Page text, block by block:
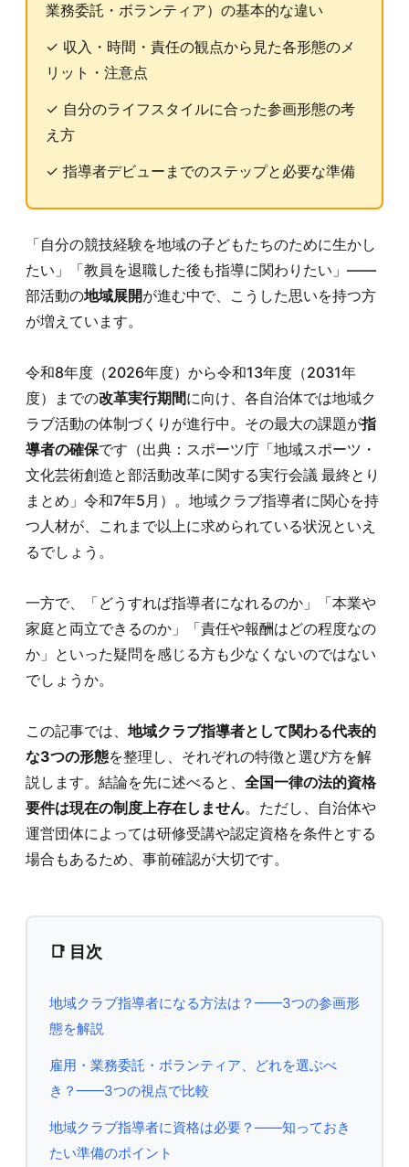
業務委託・ボランティア）の基本的な違い
✓ 収入・時間・責任の観点から見た各形態のメ
リット・注意点
✓ 自分のライフスタイルに合った参画形態の考
え方
✓ 指導者デビューまでのステップと必要な準備
「自分の競技経験を地域の子どもたちのために生かし
たい」「教員を退職した後も指導に関わりたい」——
部活動の地域展開が進む中で、こうした思いを持つ方
が増えています。
令和8年度（2026年度）から令和13年度（2031年
度）までの改革実行期間に向け、各自治体では地域ク
ラブ活動の体制づくりが進行中。その最大の課題が指
導者の確保です（出典：スポーツ庁「地域スポーツ・
文化芸術創造と部活動改革に関する実行会議 最終とり
まとめ」令和7年5月）。地域クラブ指導者に関心を持
つ人材が、これまで以上に求められている状況といえ
るでしょう。
一方で、「どうすれば指導者になれるのか」「本業や
家庭と両立できるのか」「責任や報酬はどの程度なの
か」といった疑問を感じる方も少なくないのではない
でしょうか。
この記事では、 地域クラブ指導者として関わる代表的
な3つの形態を整理し、それぞれの特徴と選び方を解
説します。結論を先に述べると、 全国一律の法的資格
要件は現在の制度上存在しません。ただし、自治体や
運営団体によっては研修受講や認定資格を条件とする
場合もあるため、事前確認が大切です。
📑 目次
地域クラブ指導者になる方法は？——3つの参画形
態を解説
雇用・業務委託・ボランティア、どれを選ぶべ
き？——3つの視点で比較
地域クラブ指導者に資格は必要？——知っておき
たい準備のポイント